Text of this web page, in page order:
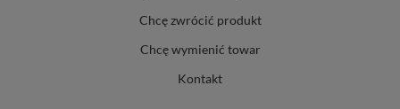
Chcę zwrócić produkt
Chcę wymienić towar
Kontakt